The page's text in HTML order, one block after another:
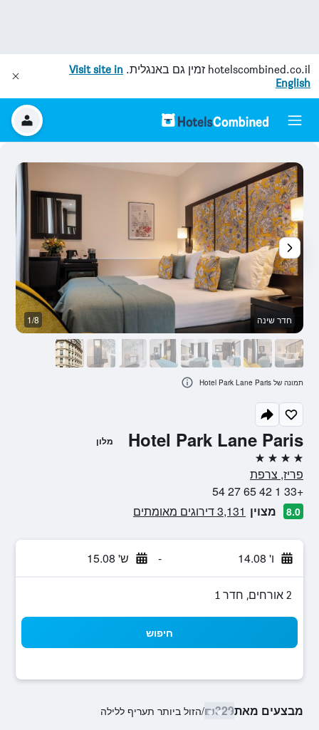
hotelscombined.co.il זמין גם באנגלית. Visit site in
English
Hotel Park Lane Paris מלון
4 כוכבים
פריז, צרפת
+33 1 42 65 27 54
8.0 מצוין 3,131 דירוגים מאומתים
ו' 14.08 - ש' 15.08
2 אורחים, חדר 1
חיפוש
מבצעים מאת₪329
/הזול ביותר תעריף ללילה
חדר שינה 1/8
תמונה של Hotel Park Lane Paris